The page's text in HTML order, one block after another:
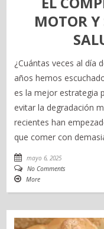
MOTOR
¿Cuántas veces al día
años hemos
es la mejor estrategia
evitar la degradación
recientes han
que comer con
mayo 6, 2025
No Comments
More